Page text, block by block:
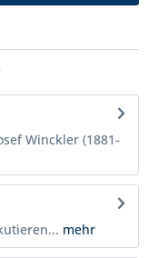
Winckler (1881-
mehr